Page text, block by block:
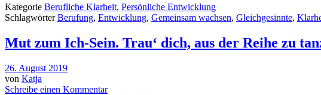
Kategorie Berufliche Klarheit, Persönliche Entwicklung
SchlagwörterBerufung, Entwicklung, Gemeinsam wachsen, Gleichgesinnte,
Mut zum Ich-Sein. Trau‘ dich, aus der Reihe zu
26. August 2019
von Katja
Schreibe einen Kommentar